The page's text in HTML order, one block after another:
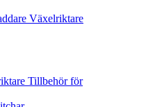
Växelriktare
Tillbehör för